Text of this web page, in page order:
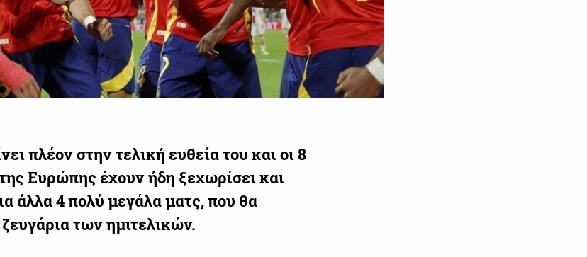
πλέον στην τελική ευθεία του και οι 8
Ευρώπης έχουν ήδη ξεχωρίσει και
άλλα 4 πολύ μεγάλα ματς, που θα
των ημιτελικών.